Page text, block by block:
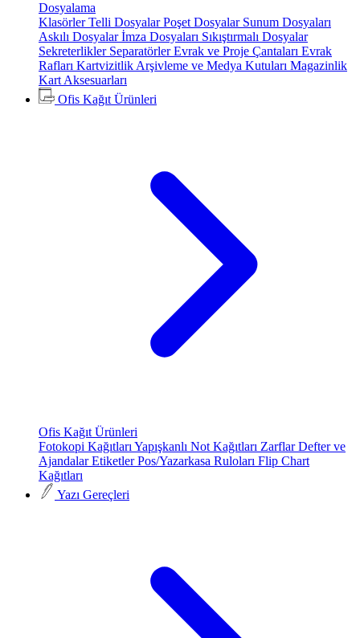
Dosyalama
KlasörlerTelli DosyalarPoşet Dosyalar Sunum Dosyaları
Askılı Dosyalarİmza Dosyaları Sıkıştırmalı Dosyalar
Sekreterlikler SeparatörlerEvrak ve Proje Çantaları Evrak
Rafları Kartvizitlik Arşivleme ve Medya Kutuları Magazinlik
Kart Aksesuarları
Ofis Kağıt Ürünleri
Ofis Kağıt Ürünleri
Fotokopi Kağıtları Yapışkanlı Not Kağıtları ZarflarDefter ve
AjandalarEtiketlerPos/Yazarkasa Ruloları Flip Chart
Kağıtları
Yazı Gereçleri